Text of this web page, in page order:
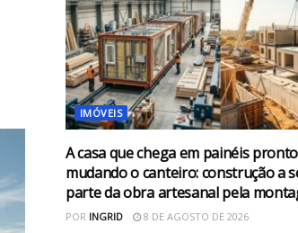
IMÓVEIS
A casa que chega em painéis
mudando o canteiro: construção a
parte da obra artesanal pela
POR INGRID 8 DE AGOSTO DE 2026